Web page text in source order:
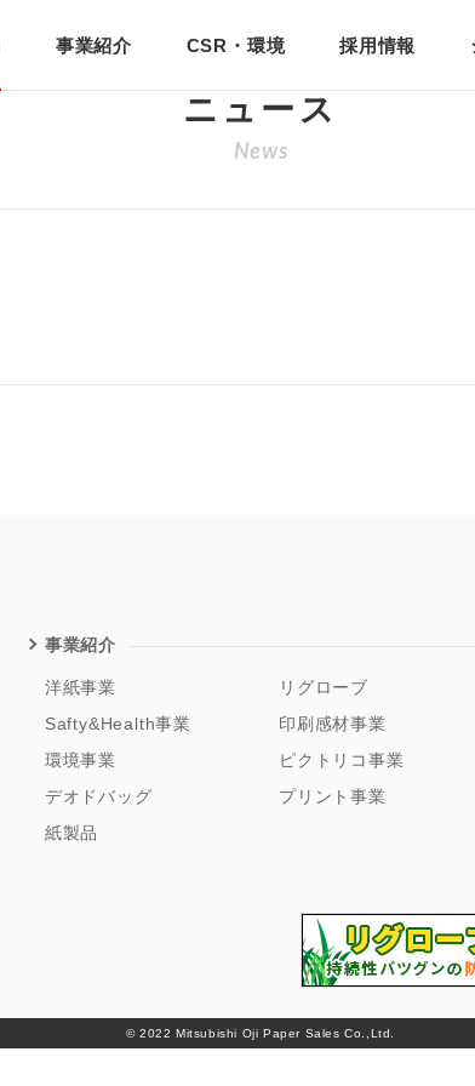
事業紹介 CSR・環境 採用情報
ニュース
News
事業紹介
洋紙事業
Safty&Health事業
環境事業
デオドバッグ
紙製品
リグローブ
印刷感材事業
ピクトリコ事業
プリント事業
© 2022 Mitsubishi Oji Paper Sales Co.,Ltd.